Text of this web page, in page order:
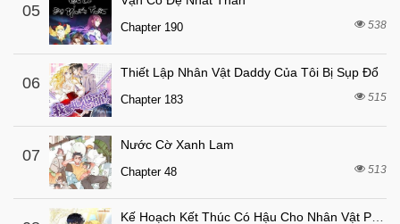
Chapter 6
Chapter 5 6 tháng trước
Chapter 4 6 tháng trước
Chapter 3
Chapter 2 6 tháng trước
Chapter 1
05
Chapter 190 538
06
Thiết Lập Nhân Vật Daddy Của Tôi Bị Sụp Đổ
Chapter 183 515
07
Nước Cờ Xanh Lam
Chapter 48 513